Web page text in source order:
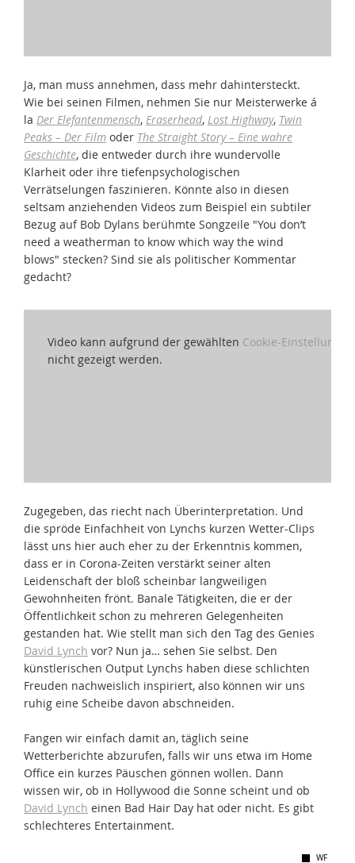
Ja, man muss annehmen, dass mehr dahintersteckt.
Wie bei seinen Filmen, nehmen Sie nur Meisterwerke á
la Der Elefantenmensch, Eraserhead, Lost Highway, Twin
Peaks – Der Film oder The Straight Story – Eine wahre
Geschichte, die entweder durch ihre wundervolle
Klarheit oder ihre tiefenpsychologischen
Verrätselungen faszinieren. Könnte also in diesen
seltsam anziehenden Videos zum Beispiel ein subtiler
Bezug auf Bob Dylans berühmte Songzeile "You don’t
need a weatherman to know which way the wind
blows" stecken? Sind sie als politischer Kommentar
gedacht?
Video kann aufgrund der gewählten Cookie-Einstellungen
nicht gezeigt werden.
Zugegeben, das riecht nach Überinterpretation. Und
die spröde Einfachheit von Lynchs kurzen Wetter-Clips
lässt uns hier auch eher zu der Erkenntnis kommen,
dass er in Corona-Zeiten verstärkt seiner alten
Leidenschaft der bloß scheinbar langweiligen
Gewohnheiten frönt. Banale Tätigkeiten, die er der
Öffentlichkeit schon zu mehreren Gelegenheiten
gestanden hat. Wie stellt man sich den Tag des Genies
David Lynch vor? Nun ja… sehen Sie selbst. Den
künstlerischen Output Lynchs haben diese schlichten
Freuden nachweislich inspiriert, also können wir uns
ruhig eine Scheibe davon abschneiden.
Fangen wir einfach damit an, täglich seine
Wetterberichte abzurufen, falls wir uns etwa im Home
Office ein kurzes Päuschen gönnen wollen. Dann
wissen wir, ob in Hollywood die Sonne scheint und ob
David Lynch einen Bad Hair Day hat oder nicht. Es gibt
schlechteres Entertainment.
WF